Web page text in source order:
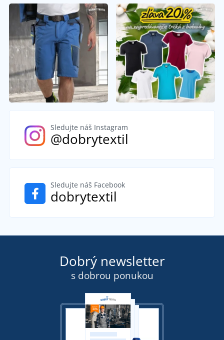
Sledujte náš Instagram
@dobrytextil
Sledujte náš Facebook
dobrytextil
Dobrý newsletter
s dobrou ponukou